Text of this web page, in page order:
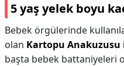
5 yaş yelek boyu
Bebek örgülerinde
olan Kartopu Anakuzusu
başta bebek battaniyeleri